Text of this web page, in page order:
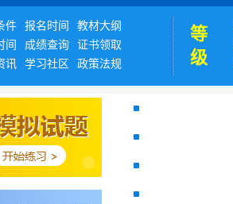
件 报名时间
教材大纲
间 成绩查询
证书领取
讯 学习社区 政策法规
等
级